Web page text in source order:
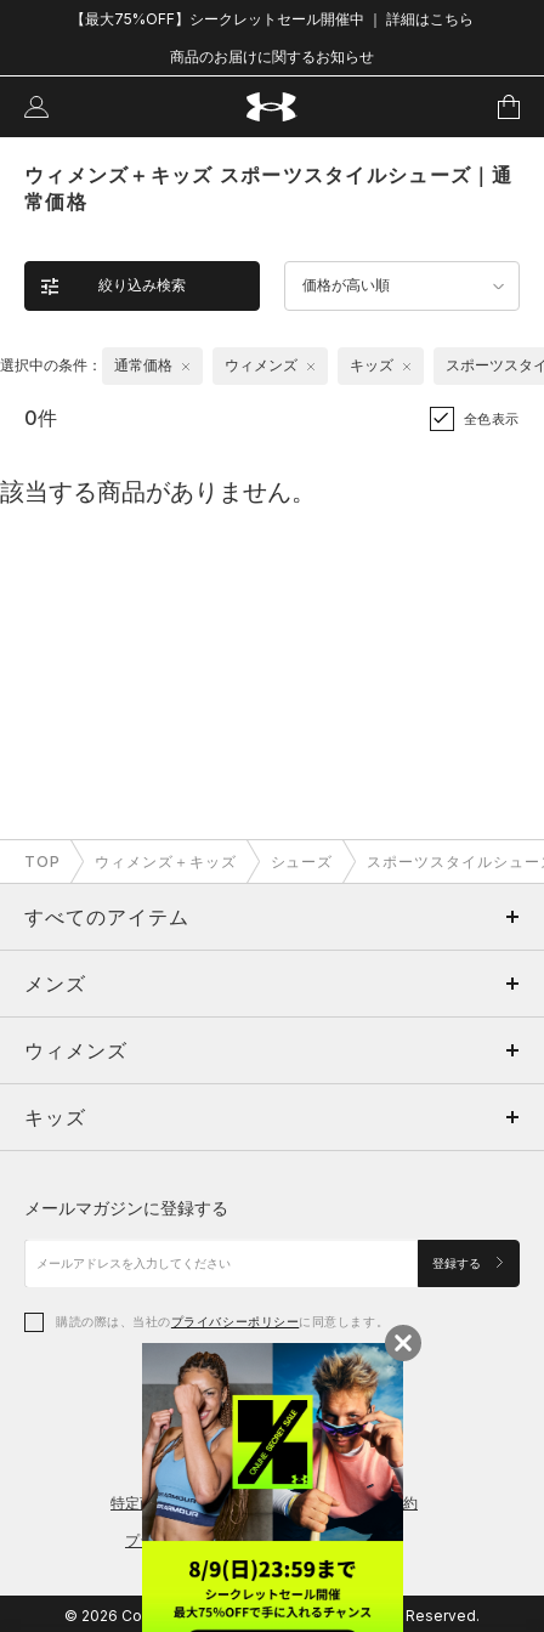
【最大75%OFF】シークレットセール開催中 ｜ 詳細はこちら
商品のお届けに関するお知らせ
ウィメンズ＋キッズ スポーツスタイルシューズ｜通
常価格
絞り込み検索 価格が高い順
選択中の条件： 通常価格 ウィメンズ キッズ スポーツスタ
0件 全色表示
該当する商品がありません。
TOP ウィメンズ＋キッズ シューズ スポーツスタイルシュー
すべてのアイテム
メンズ
ウィメンズ
キッズ
アクセサリー
メンズ
トップス
ボトムス
アクセサリー
ウィメンズ
トップス
シューズ
アクセサリー
レギンス＆タイツ
キッズ
シューズ
メールマガジンに登録する
登録する
購読の際は、当社のプライバシーポリシーに同意します。
特定商取引法に基づく通販の表記 会員規約
プライバシーポリシー
© 2026 Copyright DOME Corporation. All Rights Reserved.